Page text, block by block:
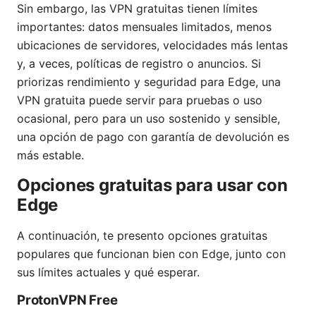
Sin embargo, las VPN gratuitas tienen límites
importantes: datos mensuales limitados, menos
ubicaciones de servidores, velocidades más lentas
y, a veces, políticas de registro o anuncios. Si
priorizas rendimiento y seguridad para Edge, una
VPN gratuita puede servir para pruebas o uso
ocasional, pero para un uso sostenido y sensible,
una opción de pago con garantía de devolución es
más estable.
Opciones gratuitas para usar con
Edge
A continuación, te presento opciones gratuitas
populares que funcionan bien con Edge, junto con
sus límites actuales y qué esperar.
ProtonVPN Free